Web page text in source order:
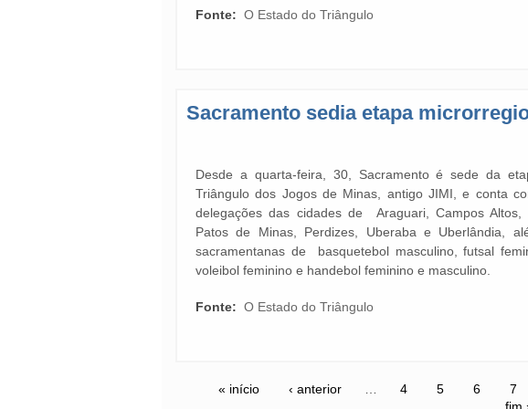
Fonte: O Estado do Triângulo
Sacramento sedia etapa
Desde a quarta-feira, 30, Sacramento é sede da
Triângulo dos Jogos de Minas, antigo JIMI, e conta
delegações das cidades de Araguari, Campos Altos,
Patos de Minas, Perdizes, Uberaba e Uberlândia,
sacramentanas de basquetebol masculino, futsal
voleibol feminino e handebol feminino e masculino.
Fonte: O Estado do Triângulo
« início ‹ anterior 4 5 6 7